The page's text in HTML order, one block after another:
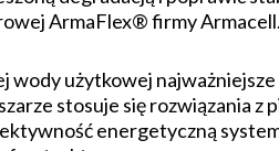
ArmaFlex® firmy Armacell.
wody użytkowej
stosuje się rozwiązania z
energetyczną